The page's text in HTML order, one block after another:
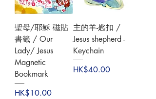
聖母/耶穌 磁貼
書籤 / Our
Lady/ Jesus
Magnetic
Bookmark
價格
HK$10.00
主的羊-匙扣 /
Jesus shepherd -
Keychain
價格
HK$40.00